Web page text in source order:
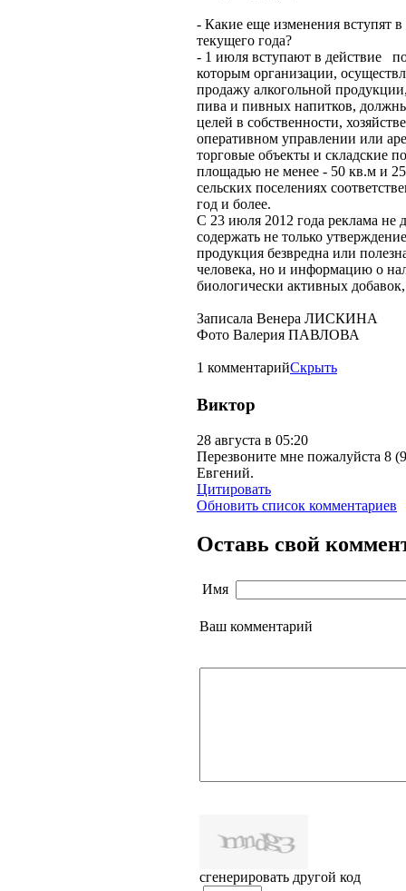
- Какие еще изменения вступят
текущего года?
- 1 июля вступают в действие
которым организации,
продажу алкогольной
пива и пивных напитков,
целей в собственности,
оперативном управлении или
торговые объекты и складские
площадью не менее - 50 кв.м и
сельских поселениях
год и более.
С 23 июля 2012 года реклама не
содержать не только
продукция безвредна или
человека, но и информацию о
биологически активных
Записала Венера ЛИСКИНА
Фото Валерия ПАВЛОВА
1 комментарийСкрыть
Виктор
28 августа в 05:20
Перезвоните мне пожалуйста 8
Евгений.
Цитировать
Обновить список комментариев
Оставь свой
Имя
Ваш комментарий
сгенерировать другой код